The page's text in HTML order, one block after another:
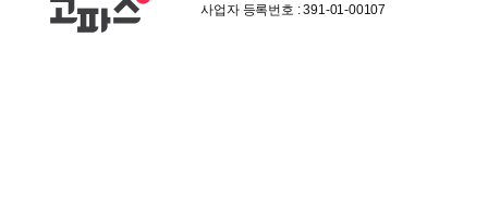
사업자 등록번호 : 391-01-00107